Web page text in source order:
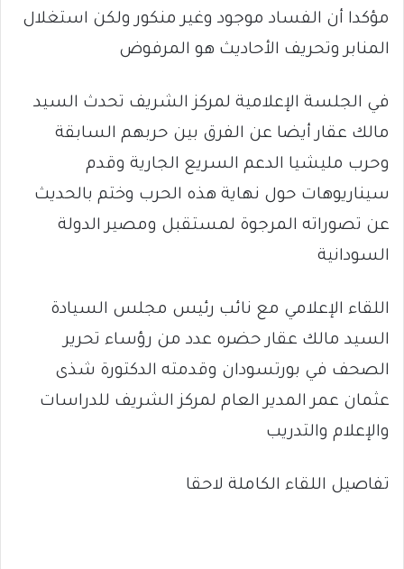
مؤكدا أن الفساد موجود وغير منكور ولكن استغلال
المنابر وتحريف الأحاديث هو المرفوض
في الجلسة الإعلامية لمركز الشريف تحدث السيد
مالك عقار أيضا عن الفرق بين حربهم السابقة
وحرب مليشيا الدعم السريع الجارية وقدم
سيناريوهات حول نهاية هذه الحرب وختم بالحديث
عن تصوراته المرجوة لمستقبل ومصير الدولة
السودانية
اللقاء الإعلامي مع نائب رئيس مجلس السيادة
السيد مالك عقار حضره عدد من رؤساء تحرير
الصحف في بورتسودان وقدمته الدكتورة شذى
عثمان عمر المدير العام لمركز الشريف للدراسات
والإعلام والتدريب
تفاصيل اللقاء الكاملة لاحقا